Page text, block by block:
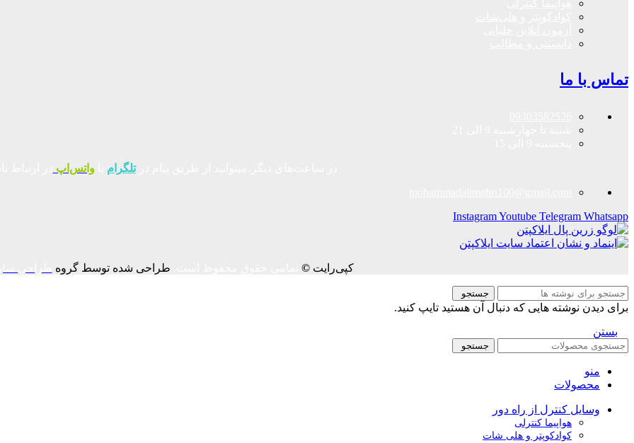
تماس با ما
در ساعت‌های دیگر،میتوانید از طریق پیام درتلگرام یاواتس‌اپ
InstagramYoutube Telegram Whatsapp
کپی‌رایت© طراحی شده توسط گروه
جستجو
برای دیدن نوشته هایی که دنبال آن هستید تایپ کنید.
بستن
جستجو
منو
محصولات
وسایل کنترل از راه دور
هواپیما کنترلی
کوادکوپتر و هلی شات